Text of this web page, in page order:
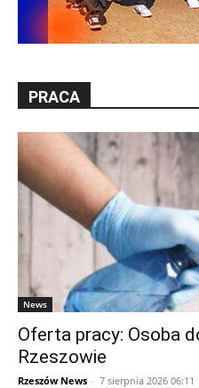
PRACA
News
Oferta pracy: Osoba
Rzeszowie
Rzeszów News - 7 sierpnia 2026 06:11